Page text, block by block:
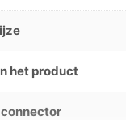
het product